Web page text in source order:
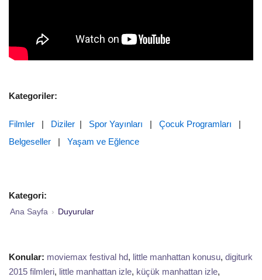
Kategoriler:
Filmler | Diziler | Spor Yayınları | Çocuk Programları |
Belgeseller | Yaşam ve Eğlence
Kategori:
Ana Sayfa › Duyurular
Konular: moviemax festival hd, little manhattan konusu, digiturk
2015 filmleri, little manhattan izle, küçük manhattan izle,